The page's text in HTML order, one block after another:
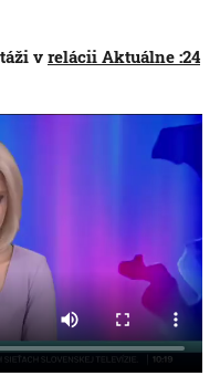
v relácii Aktuálne :24